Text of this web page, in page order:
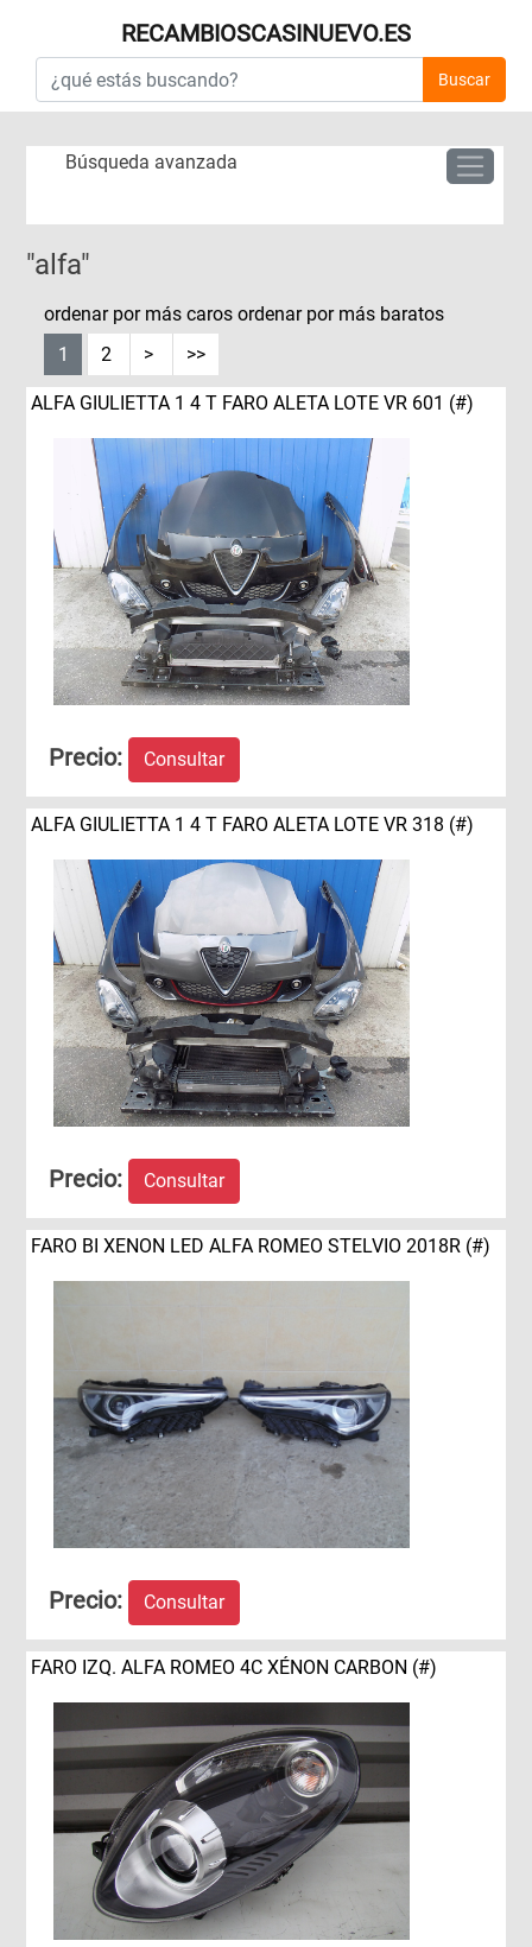
RECAMBIOSCASINUEVO.ES
Buscar
Búsqueda avanzada
"alfa"
ordenar por más carosordenar por más baratos
1
2 > >>
ALFA GIULIETTA 1 4 T FARO ALETA LOTE VR 601 (#)
Precio: Consultar
ALFA GIULIETTA 1 4 T FARO ALETA LOTE VR 318 (#)
Precio: Consultar
FARO BI XENON LED ALFA ROMEO STELVIO 2018R (#)
Precio: Consultar
FARO IZQ. ALFA ROMEO 4C XÉNON CARBON (#)